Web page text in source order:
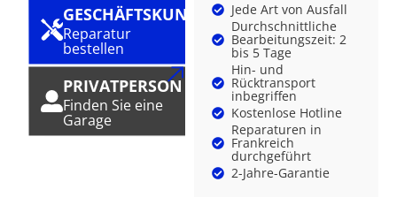
GESCHÄFTSKUNDE
Reparatur
bestellen
PRIVATPERSON
Finden Sie eine
Garage
Jede Art von Ausfall
Durchschnittliche
Bearbeitungszeit: 2
bis 5 Tage
Hin- und
Rücktransport
inbegriffen
Kostenlose Hotline
Reparaturen in
Frankreich
durchgeführt
2-Jahre-Garantie